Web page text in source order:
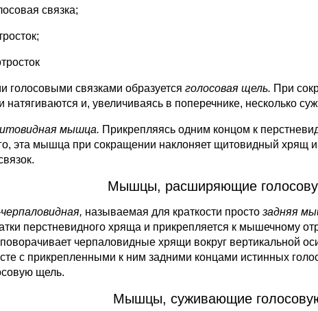
связка;
голосовыми связками образуется голосовая щель. При
натягиваются и, увеличиваясь в поперечнике, несколько
мышца. Прикрепляясь одним концом к
эта мышца при сокращении наклоняет щитовидный хрящ
Мышцы, расширяющие
называемая для краткости просто задняя
перстневидного хряща и прикрепляется к мышечному
черпаловидные хрящи вокруг вертикальной
с прикрепленными к ним задними концами истинных
щель.
Мышцы, суживающие